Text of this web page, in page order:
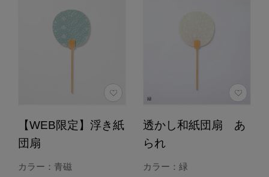
【WEB限定】浮き紙
団扇
カラー：青磁
透かし和紙団扇 あ
られ
カラー：緑